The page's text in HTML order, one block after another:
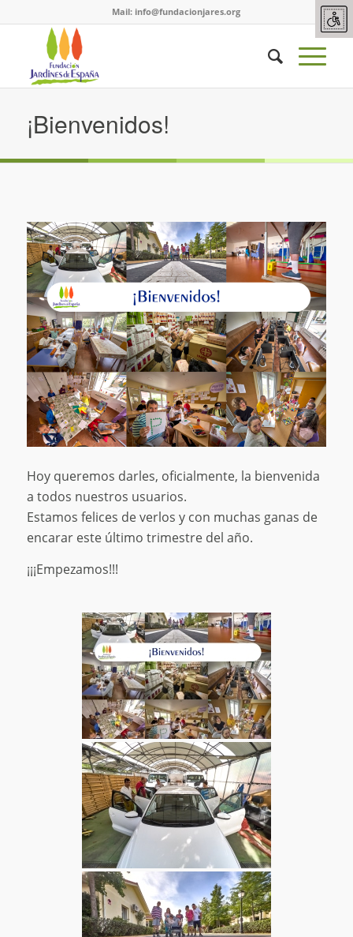
Mail: info@fundacionjares.org
¡Bienvenidos!
Hoy queremos darles, oficialmente, la bienvenida
a todos nuestros usuarios.
Estamos felices de verlos y con muchas ganas de
encarar este último trimestre del año.
¡¡¡Empezamos!!!